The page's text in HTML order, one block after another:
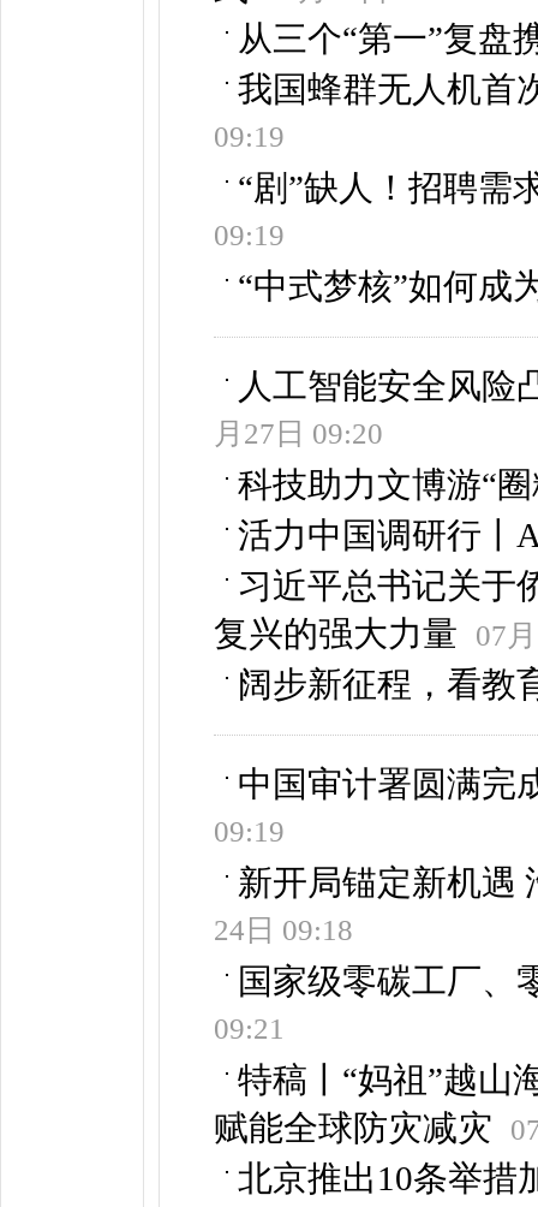
从三个“第一”复盘
我国蜂群无人机首
09:19
“剧”缺人！招聘需
09:19
“中式梦核”如何成
人工智能安全风险
月27日 09:20
科技助力文博游“
活力中国调研行丨
习近平总书记关于
复兴的强大力量
07
阔步新征程，看教
中国审计署圆满完
09:19
新开局锚定新机遇
24日 09:18
国家级零碳工厂、
09:21
特稿丨“妈祖”越
赋能全球防灾减灾
北京推出10条举措